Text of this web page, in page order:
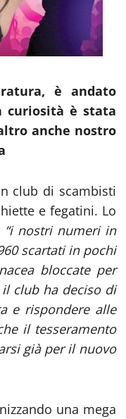
è andato
curiosità è stata
anche nostro
club di scambisti
e fegatini. Lo
“i nostri numeri in
scartati in pochi
bloccate per
club ha deciso di
e rispondere alle
il tesseramento
già per il nuovo
una mega